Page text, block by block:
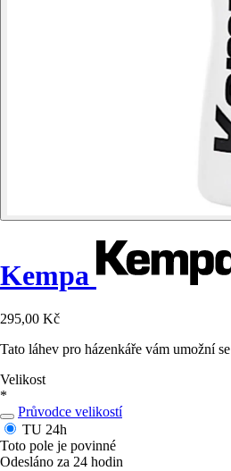
Kempa
295,00 Kč
Tato láhev pro házenkáře vám umožní
Velikost
*
Průvodce velikostí
TU 24h
Toto pole je povinné
Odesláno za 24 hodin